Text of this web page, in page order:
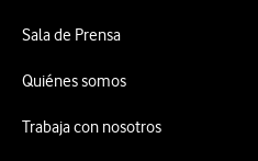
Sala de Prensa
Quiénes somos
Trabaja con nosotros